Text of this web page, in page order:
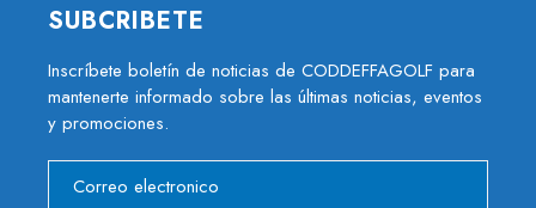
SUBCRIBETE
Inscríbete boletín de noticias de CODDEFFAGOLF para
mantenerte informado sobre las últimas noticias, eventos
y promociones.